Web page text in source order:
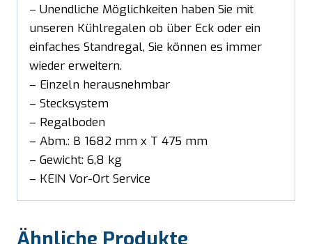
– Unendliche Möglichkeiten haben Sie mit
unseren Kühlregalen ob über Eck oder ein
einfaches Standregal, Sie können es immer
wieder erweitern.
– Einzeln herausnehmbar
– Stecksystem
– Regalboden
– Abm.: B 1682 mm x T 475 mm
– Gewicht: 6,8 kg
– KEIN Vor-Ort Service
Ähnliche Produkte